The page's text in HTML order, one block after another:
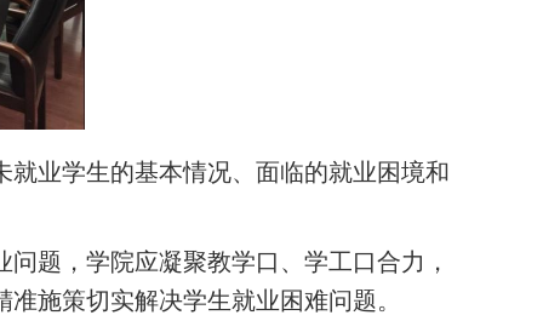
就业学生的基本情况、面临的就业困境和
问题，学院应凝聚教学口、学工口合力，
准施策切实解决学生就业困难问题。